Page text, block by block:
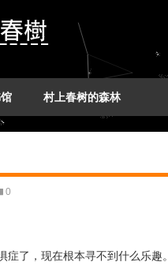
村上春树的森林
0
了，现在根本寻不到什么乐趣。